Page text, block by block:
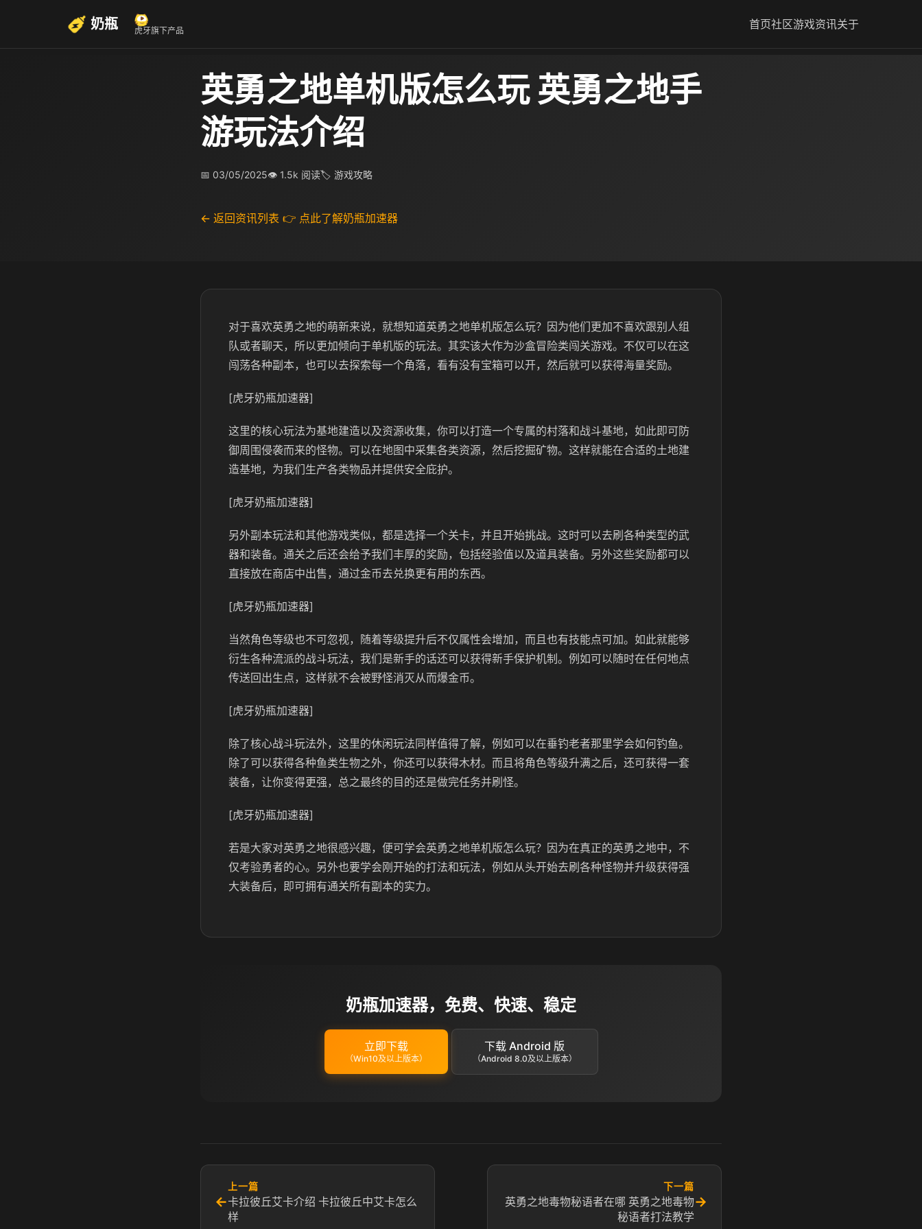
奶瓶 虎牙旗下产品 首页社区游戏资讯关于
英勇之地单机版怎么玩 英勇之地手
游玩法介绍
📅 03/05/2025👁 1.5k 阅读🏷 游戏攻略
← 返回资讯列表 👉 点此了解奶瓶加速器
对于喜欢英勇之地的萌新来说，就想知道英勇之地单机版怎么玩？因为他们更加不喜欢跟别人组
队或者聊天，所以更加倾向于单机版的玩法。其实该大作为沙盒冒险类闯关游戏。不仅可以在这
闯荡各种副本，也可以去探索每一个角落，看有没有宝箱可以开，然后就可以获得海量奖励。
[虎牙奶瓶加速器]
这里的核心玩法为基地建造以及资源收集，你可以打造一个专属的村落和战斗基地，如此即可防
御周围侵袭而来的怪物。可以在地图中采集各类资源，然后挖掘矿物。这样就能在合适的土地建
造基地，为我们生产各类物品并提供安全庇护。
[虎牙奶瓶加速器]
另外副本玩法和其他游戏类似，都是选择一个关卡，并且开始挑战。这时可以去刷各种类型的武
器和装备。通关之后还会给予我们丰厚的奖励，包括经验值以及道具装备。另外这些奖励都可以
直接放在商店中出售，通过金币去兑换更有用的东西。
[虎牙奶瓶加速器]
当然角色等级也不可忽视，随着等级提升后不仅属性会增加，而且也有技能点可加。如此就能够
衍生各种流派的战斗玩法，我们是新手的话还可以获得新手保护机制。例如可以随时在任何地点
传送回出生点，这样就不会被野怪消灭从而爆金币。
[虎牙奶瓶加速器]
除了核心战斗玩法外，这里的休闲玩法同样值得了解，例如可以在垂钓老者那里学会如何钓鱼。
除了可以获得各种鱼类生物之外，你还可以获得木材。而且将角色等级升满之后，还可获得一套
装备，让你变得更强，总之最终的目的还是做完任务并刷怪。
[虎牙奶瓶加速器]
若是大家对英勇之地很感兴趣，便可学会英勇之地单机版怎么玩？因为在真正的英勇之地中，不
仅考验勇者的心。另外也要学会刚开始的打法和玩法，例如从头开始去刷各种怪物并升级获得强
大装备后，即可拥有通关所有副本的实力。
奶瓶加速器，免费、快速、稳定
立即下载
（Win10及以上版本）
下载 Android 版
（Android 8.0及以上版本）
←
上一篇
卡拉彼丘艾卡介绍 卡拉彼丘中艾卡怎么
样
下一篇
英勇之地毒物秘语者在哪 英勇之地毒物
秘语者打法教学
→